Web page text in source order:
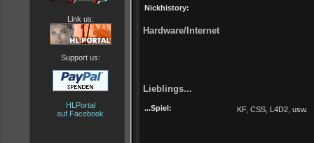
Link us:
Support us:
HLPortal
auf Facebook
Nickhistory:
Hardware/Internet
Lieblings...
...Spiel: KF, CSS, L4D2, usw.